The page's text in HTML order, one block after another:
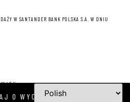
W SANTANDER BANK POLSKA S.A. W DNIU
O WYCIECZKĘ